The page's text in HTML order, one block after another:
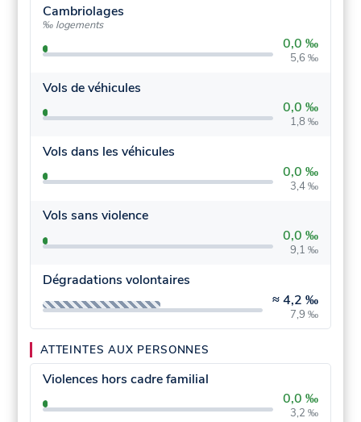
Cambriolages
‰ logements
0,0 ‰
5,6 ‰
Vols de véhicules
0,0 ‰
1,8 ‰
Vols dans les véhicules
0,0 ‰
3,4 ‰
Vols sans violence
0,0 ‰
9,1 ‰
Dégradations volontaires
≈4,2 ‰
7,9 ‰
ATTEINTES AUX PERSONNES
Violences hors cadre familial
0,0 ‰
3,2 ‰